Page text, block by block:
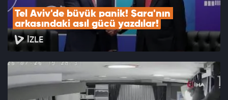
Tel Aviv'de büyük panik! Şara'nın
arkasındaki asıl gücü yazdılar!
İZLE